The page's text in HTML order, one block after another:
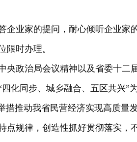
企业家的提问，耐心倾听企业家
限时办理。
央政治局会议精神以及省委十二
化同步、城乡融合、五区共兴”
推动我省民营经济实现高质量发
点规律，创造性抓好贯彻落实，